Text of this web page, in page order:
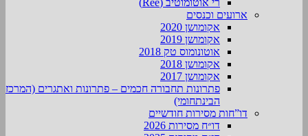
ארועים וכנסים
אקומושן 2020
אקומושן 2019
אוטונומוס טק 2018
אקומושן 2018
אקומושן 2017
פתרונות תחבורה חכמים – פתרונות ואתגרים (המרכז
הבינתחומי)
דו”חות מסירות חודשיים
דו״ח מסירות 2026